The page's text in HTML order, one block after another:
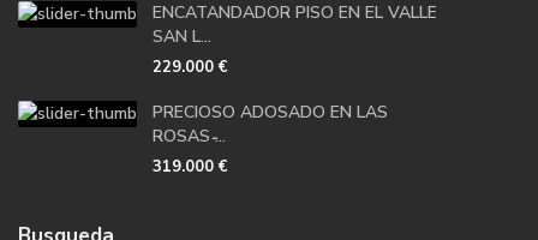
ENCATANDADOR PISO EN EL VALLE
SAN L...
229.000 €
PRECIOSO ADOSADO EN LAS
ROSAS ̵...
319.000 €